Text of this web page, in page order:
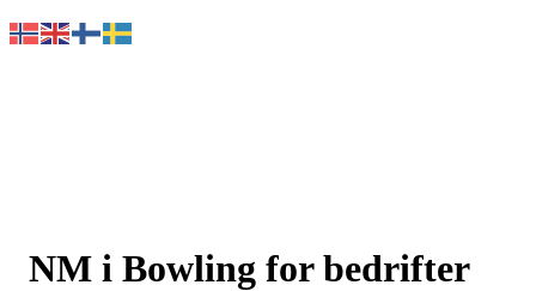
NM i Bowling for bedrifter